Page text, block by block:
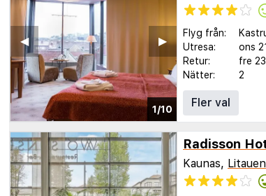
1/10
▶︎
◀︎
Flyg från:
Utresa:
ons
Retur:
fre
Nätter:
2
Fler val
Radisson
Kaunas, Litauen